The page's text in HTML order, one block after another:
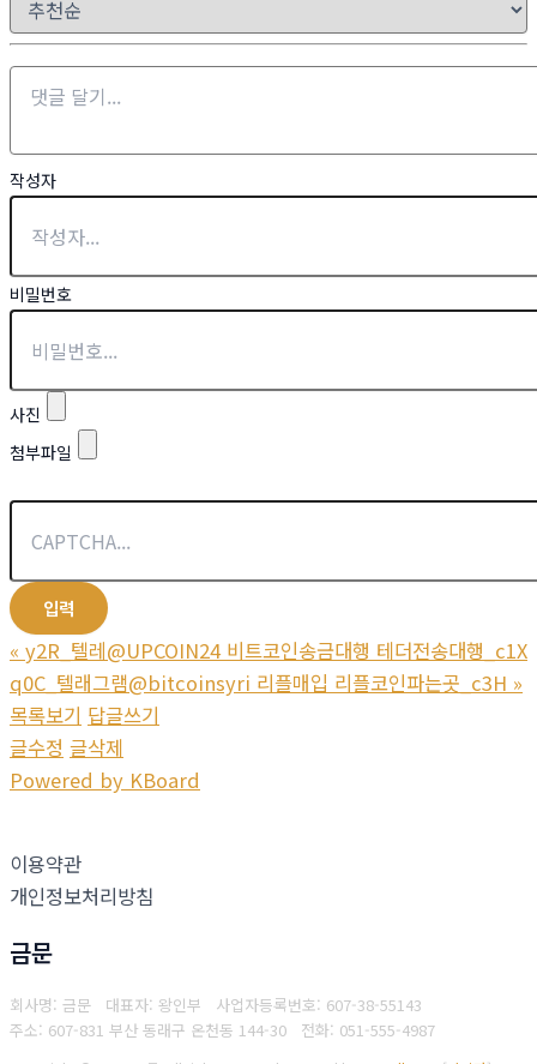
작성자
비밀번호
사진
첨부파일
« y2R_텔레@UPCOIN24 비트코인송금대행 테더전송대행_c1X
q0C_텔래그램@bitcoinsyri 리플매입 리플코인파는곳_c3H »
목록보기 답글쓰기
글수정 글삭제
Powered by KBoard
이용약관
개인정보처리방침
금문
회사명: 금문 대표자: 왕인부 사업자등록번호: 607-38-55143
주소: 607-831 부산 동래구 온천동 144-30 전화: 051-555-4987